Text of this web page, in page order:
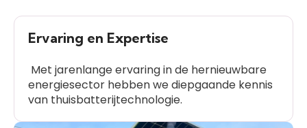
Ervaring en Expertise
Met jarenlange ervaring in de hernieuwbare
energiesector hebben we diepgaande kennis
van thuisbatterijtechnologie.